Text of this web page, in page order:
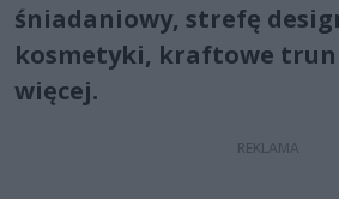
śniadaniowy, strefę
kosmetyki, kraftowe
więcej.